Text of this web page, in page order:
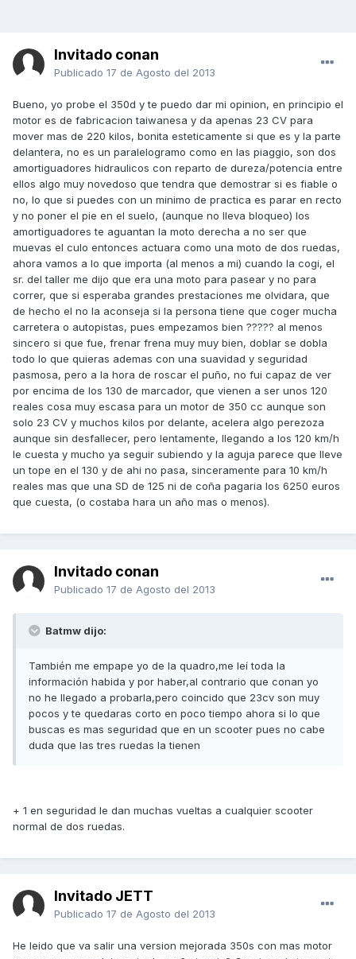
Invitado conan
Publicado 17 de Agosto del 2013
Bueno, yo probe el 350d y te puedo dar mi opinion, en principio el
motor es de fabricacion taiwanesa y da apenas 23 CV para
mover mas de 220 kilos, bonita esteticamente si que es y la parte
delantera, no es un paralelogramo como en las piaggio, son dos
amortiguadores hidraulicos con reparto de dureza/potencia entre
ellos algo muy novedoso que tendra que demostrar si es fiable o
no, lo que si puedes con un minimo de practica es parar en recto
y no poner el pie en el suelo, (aunque no lleva bloqueo) los
amortiguadores te aguantan la moto derecha a no ser que
muevas el culo entonces actuara como una moto de dos ruedas,
ahora vamos a lo que importa (al menos a mi) cuando la cogi, el
sr. del taller me dijo que era una moto para pasear y no para
correr, que si esperaba grandes prestaciones me olvidara, que
de hecho el no la aconseja si la persona tiene que coger mucha
carretera o autopistas, pues empezamos bien ????? al menos
sincero si que fue, frenar frena muy muy bien, doblar se dobla
todo lo que quieras ademas con una suavidad y seguridad
pasmosa, pero a la hora de roscar el puño, no fui capaz de ver
por encima de los 130 de marcador, que vienen a ser unos 120
reales cosa muy escasa para un motor de 350 cc aunque son
solo 23 CV y muchos kilos por delante, acelera algo perezoza
aunque sin desfallecer, pero lentamente, llegando a los 120 km/h
le cuesta y mucho ya seguir subiendo y la aguja parece que lleve
un tope en el 130 y de ahi no pasa, sinceramente para 10 km/h
reales mas que una SD de 125 ni de coña pagaria los 6250 euros
que cuesta, (o costaba hara un año mas o menos).
Invitado conan
Publicado 17 de Agosto del 2013
Batmw dijo:
También me empape yo de la quadro,me leí toda la
información habida y por haber,al contrario que conan yo
no he llegado a probarla,pero coincido que 23cv son muy
pocos y te quedaras corto en poco tiempo ahora si lo que
buscas es mas seguridad que en un scooter pues no cabe
duda que las tres ruedas la tienen
+ 1 en seguridad le dan muchas vueltas a cualquier scooter
normal de dos ruedas.
Invitado JETT
Publicado 17 de Agosto del 2013
He leido que va salir una version mejorada 350s con mas motor